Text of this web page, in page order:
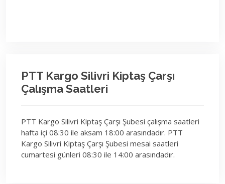
PTT Kargo Silivri Kiptaş Çarşı
Çalışma Saatleri
PTT Kargo Silivri Kiptaş Çarşı Şubesi çalışma saatleri
hafta içi 08:30 ile aksam 18:00 arasındadır. PTT
Kargo Silivri Kiptaş Çarşı Şubesi mesai saatleri
cumartesi günleri 08:30 ile 14:00 arasındadır.